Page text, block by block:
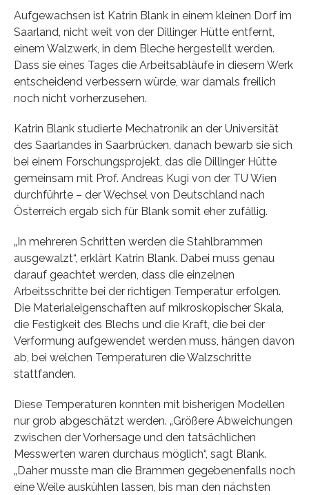
Aufgewachsen ist Katrin Blank in einem kleinen Dorf im
Saarland, nicht weit von der Dillinger Hütte entfernt,
einem Walzwerk, in dem Bleche hergestellt werden.
Dass sie eines Tages die Arbeitsabläufe in diesem Werk
entscheidend verbessern würde, war damals freilich
noch nicht vorherzusehen.
Katrin Blank studierte Mechatronik an der Universität
des Saarlandes in Saarbrücken, danach bewarb sie sich
bei einem Forschungsprojekt, das die Dillinger Hütte
gemeinsam mit Prof. Andreas Kugi von der TU Wien
durchführte – der Wechsel von Deutschland nach
Österreich ergab sich für Blank somit eher zufällig.
„In mehreren Schritten werden die Stahlbrammen
ausgewalzt“, erklärt Katrin Blank. Dabei muss genau
darauf geachtet werden, dass die einzelnen
Arbeitsschritte bei der richtigen Temperatur erfolgen.
Die Materialeigenschaften auf mikroskopischer Skala,
die Festigkeit des Blechs und die Kraft, die bei der
Verformung aufgewendet werden muss, hängen davon
ab, bei welchen Temperaturen die Walzschritte
stattfanden.
Diese Temperaturen konnten mit bisherigen Modellen
nur grob abgeschätzt werden. „Größere Abweichungen
zwischen der Vorhersage und den tatsächlichen
Messwerten waren durchaus möglich“, sagt Blank.
„Daher musste man die Brammen gegebenenfalls noch
eine Weile auskühlen lassen, bis man den nächsten